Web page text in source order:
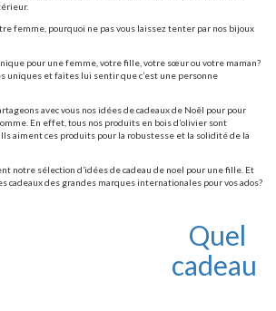
femme, pourquoi ne pas vous laissez tenter par nos bijoux
pour une femme, votre fille, votre sœur ou votre maman?
uniques et faites lui sentir que c’est une personne
avec vous nos idées de cadeaux de Noêl pour pour
En effet, tous nos produits en bois d’olivier sont
aiment ces produits pour la robustesse et la solidité de la
notre sélection d’idées de cadeau de noel pour une fille. Et
cadeaux des grandes marques internationales pour vos ados?
Quel
cadeau